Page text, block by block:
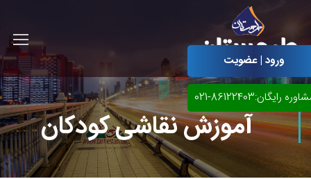
ورود | عضویت
رایگان:86122403-021
آموزش نقاشی کودکان